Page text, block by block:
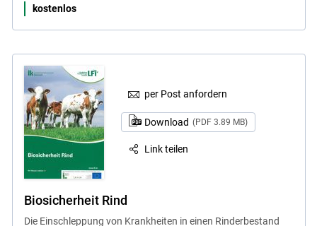
kostenlos
per Post anfordern
Download (PDF 3.89 MB)
Link teilen
Biosicherheit Rind
Die Einschleppung von Krankheiten in einen Rinderbestand